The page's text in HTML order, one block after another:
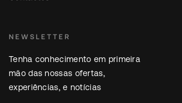
NEWSLETTER
Tenha conhecimento em primeira
mão das nossas ofertas,
experiências, e notícias